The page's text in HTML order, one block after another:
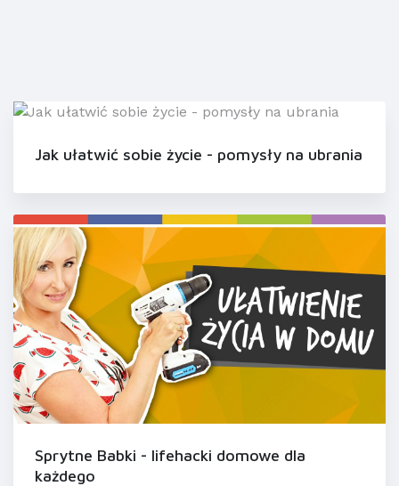
Jak ułatwić sobie życie - pomysły na ubrania
Sprytne Babki - lifehacki domowe dla
każdego